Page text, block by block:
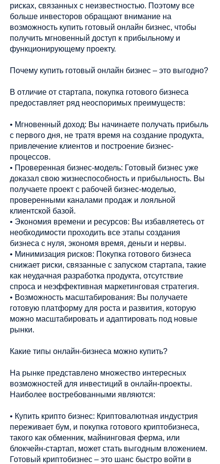
рисках, связанных с неизвестностью. Поэтому все
больше инвесторов обращают внимание на
возможность купить готовый онлайн бизнес, чтобы
получить мгновенный доступ к прибыльному и
функционирующему проекту.
Почему купить готовый онлайн бизнес – это выгодно?
В отличие от стартапа, покупка готового бизнеса
предоставляет ряд неоспоримых преимуществ:
• Мгновенный доход: Вы начинаете получать прибыль
с первого дня, не тратя время на создание продукта,
привлечение клиентов и построение бизнес-
процессов.
• Проверенная бизнес-модель: Готовый бизнес уже
доказал свою жизнеспособность и прибыльность. Вы
получаете проект с рабочей бизнес-моделью,
проверенными каналами продаж и лояльной
клиентской базой.
• Экономия времени и ресурсов: Вы избавляетесь от
необходимости проходить все этапы создания
бизнеса с нуля, экономя время, деньги и нервы.
• Минимизация рисков: Покупка готового бизнеса
снижает риски, связанные с запуском стартапа, такие
как неудачная разработка продукта, отсутствие
спроса и неэффективная маркетинговая стратегия.
• Возможность масштабирования: Вы получаете
готовую платформу для роста и развития, которую
можно масштабировать и адаптировать под новые
рынки.
Какие типы онлайн-бизнеса можно купить?
На рынке представлено множество интересных
возможностей для инвестиций в онлайн-проекты.
Наиболее востребованными являются:
• Купить крипто бизнес: Криптовалютная индустрия
переживает бум, и покупка готового криптобизнеса,
такого как обменник, майнинговая ферма, или
блокчейн-стартап, может стать выгодным вложением.
Готовый криптобизнес – это шанс быстро войти в